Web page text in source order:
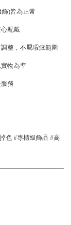
)皆為正常
配戴
整，不屬瑕疵範圍
物為準
務
色 #專櫃級飾品 #高